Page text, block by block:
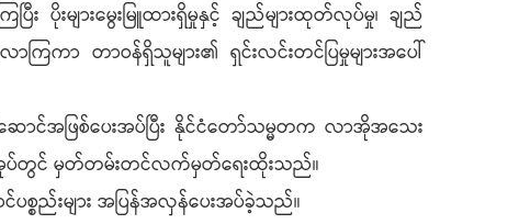
များမွေးမြူထားရှိမှုနှင့် ချည်များထုတ်လုပ်မှု၊ ချည်
ကာ တာဝန်ရှိသူများ၏ ရှင်းလင်းတင်ပြမှုများအပေါ်
င်အဖြစ်ပေးအပ်ပြီး နိုင်ငံတော်သမ္မတက လာအိုအသေး
စာအုပ်တွင် မှတ်တမ်းတင်လက်မှတ်ရေးထိုးသည်။
ည်းများ အပြန်အလှန်ပေးအပ်ခဲ့သည်။